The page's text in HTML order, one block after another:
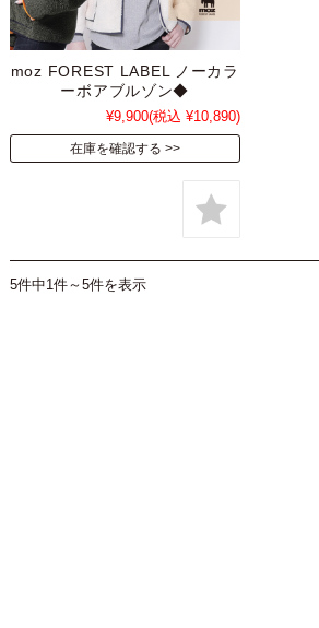
moz FOREST LABEL ノーカラ
ーボアブルゾン◆
¥9,900(税込 ¥10,890)
在庫を確認する
5件中1件～5件を表示